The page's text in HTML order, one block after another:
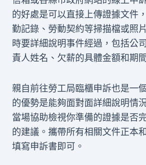
的好處是可以直接上傳證據文件
勤記錄、勞動契約等掃描檔或照
時要詳細說明事件經過，包括公
責人姓名、欠薪的具體金額和期
親自前往勞工局臨櫃申訴也是一
的優勢是能夠面對面詳細說明情
當場協助檢視你準備的證據是否
的建議。攜帶所有相關文件正本
填寫申訴書即可。